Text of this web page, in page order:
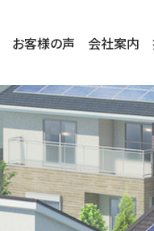
お客様の声 会社案内